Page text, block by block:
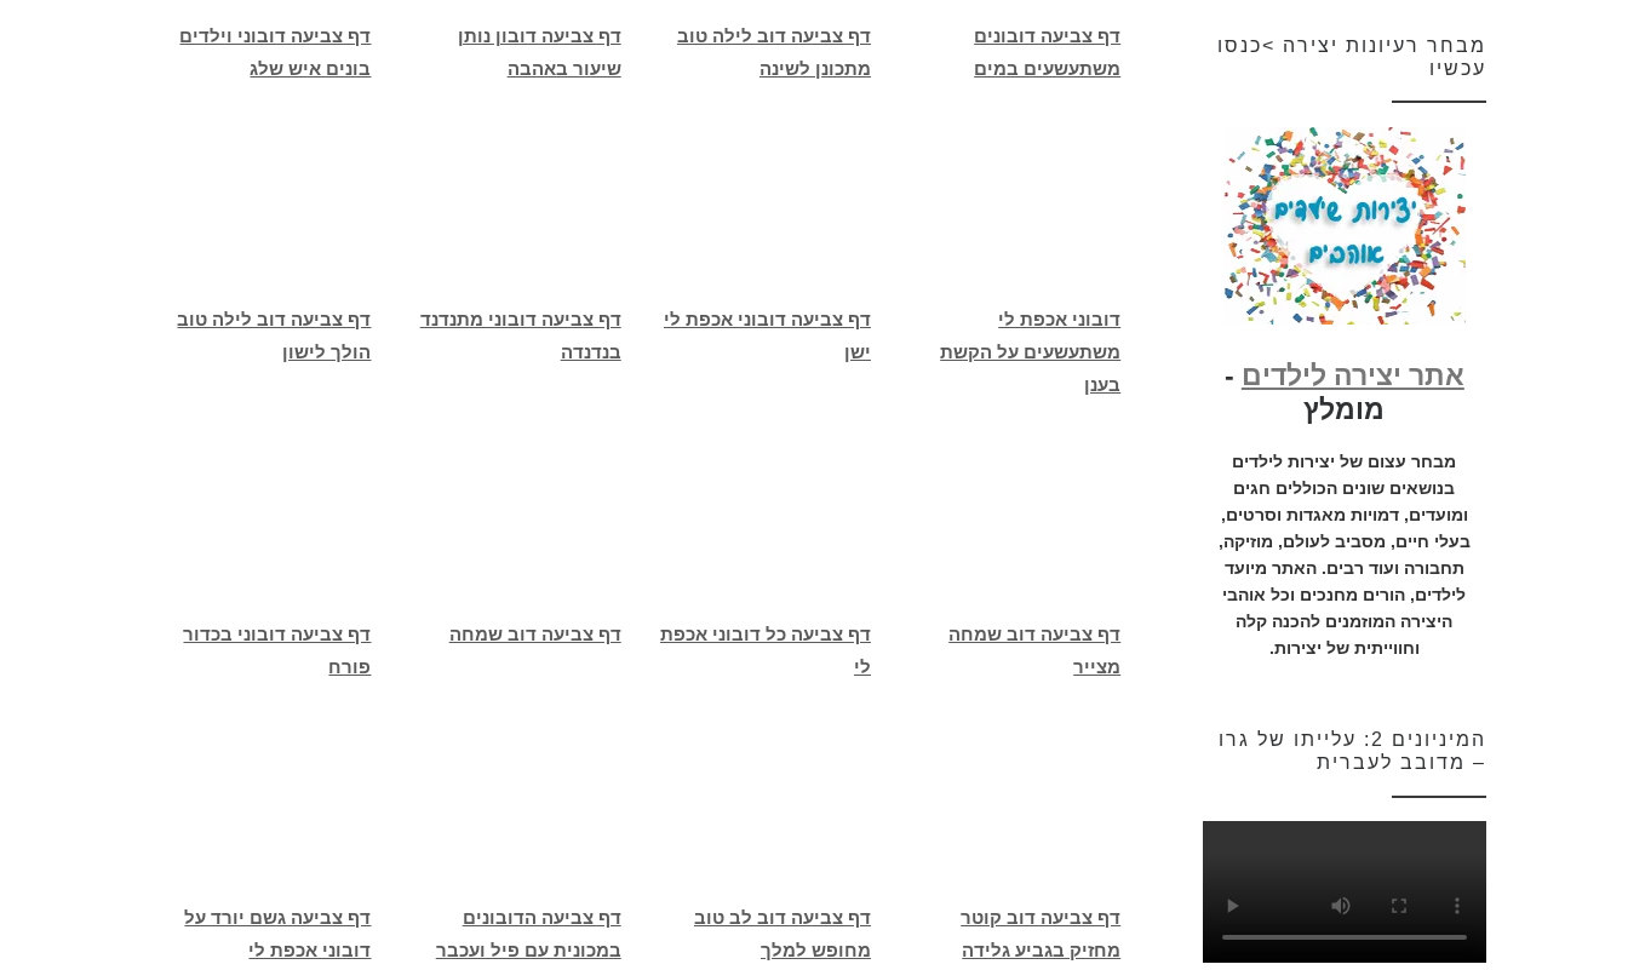
דף צביעה דובוני וילדים
בונים איש שלג
דף צביעה דובון נותן
שיעור באהבה
דף צביעה דוב לילה טוב
מתכונן לשינה
דף צביעה דובונים
משתעשעים במים
דף צביעה דוב לילה טוב
הולך לישון
דף צביעה דובוני מתנדנד
בנדנדה
דף צביעה דובוני אכפת לי
ישן
דובוני אכפת לי
משתעשעים על הקשת
בענן
דף צביעה דובוני בכדור
פורח
דף צביעה דוב שמחה
דף צביעה כל דובוני אכפת
לי
דף צביעה דוב שמחה
מצייר
דף צביעה גשם יורד על
דובוני אכפת לי
דף צביעה הדובונים
במכונית עם פיל ועכבר
דף צביעה דוב לב טוב
מחופש למלך
דף צביעה דוב קוטר
מחזיק בגביע גלידה
מבחר רעיונות יצירה >כנסו
עכשיו
אתר יצירה לילדים -
מומלץ
מבחר עצום של יצירות לילדים
בנושאים שונים הכוללים חגים
ומועדים, דמויות מאגדות וסרטים,
בעלי חיים, מסביב לעולם, מוזיקה,
תחבורה ועוד רבים. האתר מיועד
לילדים, הורים מחנכים וכל אוהבי
היצירה המוזמנים להכנה קלה
וחווייתית של יצירות.
המיניונים 2: עלייתו של גרו
– מדובב לעברית